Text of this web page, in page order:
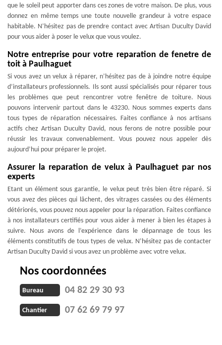
que le soleil peut apporter dans ces zones de votre maison. De plus, vous
donnez en même temps une toute nouvelle grandeur à votre espace
habitable. N’hésitez pas de prendre contact avec Artisan Duculty David
pour vous aider à poser le velux que vous voulez.
Notre entreprise pour votre reparation de fenetre de
toit à Paulhaguet
Si vous avez un velux à réparer, n’hésitez pas de à joindre notre équipe
d’installateurs professionnels. Ils sont aussi spécialisés pour réparer tous
les problèmes que peut rencontrer votre fenêtre de toiture. Nous
pouvons intervenir partout dans le 43230. Nous sommes experts dans
tous types de réparation nécessaires. Faites confiance à nos artisans
actifs chez Artisan Duculty David, nous ferons de notre possible pour
réussir les travaux convenablement. Vous pouvez nous appeler dès
aujourd’hui pour préparer le projet.
Assurer la reparation de velux à Paulhaguet par nos
experts
Etant un élément sous garantie, le velux peut très bien être réparé. Si
vous avez des pièces qui lâchent, des vitrages cassées ou des éléments
détériorés, vous pouvez nous appeler pour la réparation. Faites confiance
à nos installateurs certifiés pour vous aider à mener à bien les étapes à
suivre. Nous avons de l’expérience dans le dépannage de tous les
éléments constitutifs de tous types de velux. N’hésitez pas de contacter
Artisan Duculty David si vous avez un problème avec votre velux.
Nos coordonnées
Bureau 04 82 29 30 93
Chantier 07 62 69 79 97